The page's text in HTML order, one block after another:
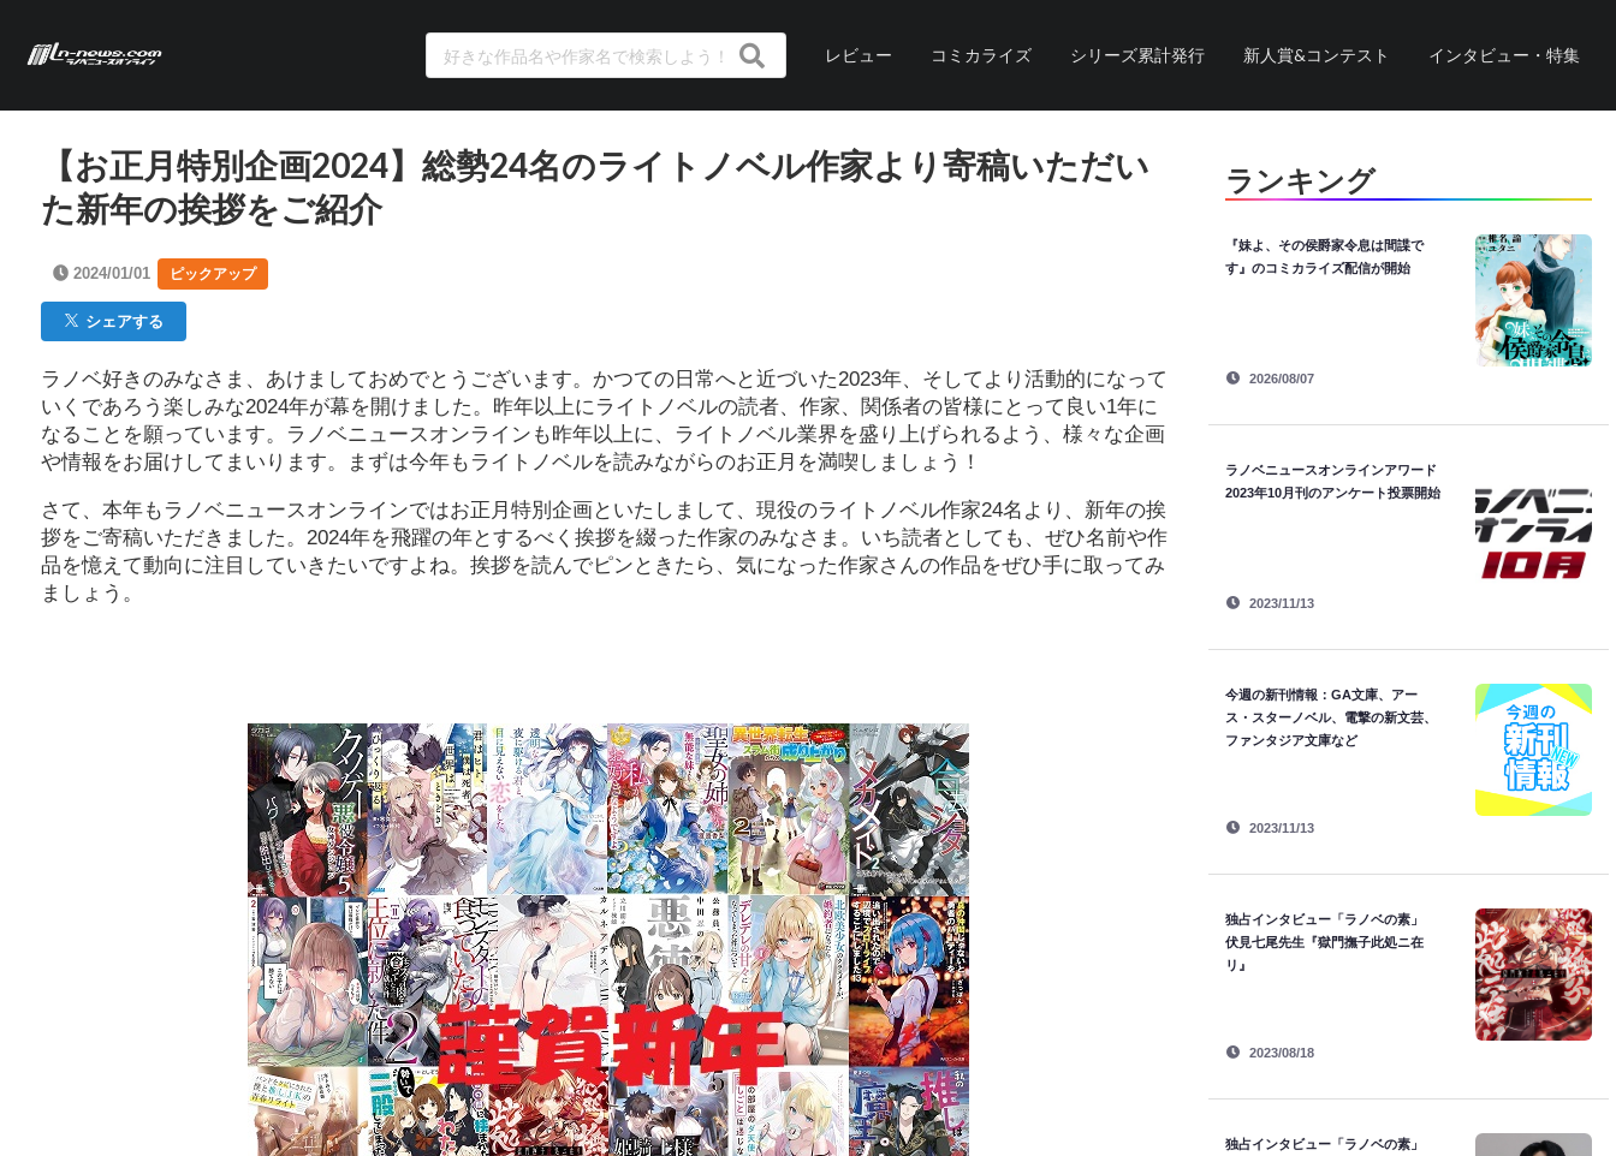
レビュー コミカライズ シリーズ累計発行 新人賞&コンテスト インタビュー・特集
【お正月特別企画2024】総勢24名のライトノベル作家より寄稿いただい
た新年の挨拶をご紹介
2024/01/01 ピックアップ
シェアする
ラノベ好きのみなさま、あけましておめでとうございます。かつての日常へと近づいた2023年、そしてより活動的になって
いくであろう楽しみな2024年が幕を開けました。昨年以上にライトノベルの読者、作家、関係者の皆様にとって良い1年に
なることを願っています。ラノベニュースオンラインも昨年以上に、ライトノベル業界を盛り上げられるよう、様々な企画
や情報をお届けしてまいります。まずは今年もライトノベルを読みながらのお正月を満喫しましょう！
さて、本年もラノベニュースオンラインではお正月特別企画といたしまして、現役のライトノベル作家24名より、新年の挨
拶をご寄稿いただきました。2024年を飛躍の年とするべく挨拶を綴った作家のみなさま。いち読者としても、ぜひ名前や作
品を憶えて動向に注目していきたいですよね。挨拶を読んでピンときたら、気になった作家さんの作品をぜひ手に取ってみ
ましょう。
ランキング
『妹よ、その侯爵家令息は間諜で
す』のコミカライズ配信が開始
2026/08/07
ラノベニュースオンラインアワード
2023年10月刊のアンケート投票開始
2023/11/13
今週の新刊情報：GA文庫、アー
ス・スターノベル、電撃の新文芸、
ファンタジア文庫など
2023/11/13
独占インタビュー「ラノベの素」
伏見七尾先生『獄門撫子此処ニ在
リ』
2023/08/18
独占インタビュー「ラノベの素」